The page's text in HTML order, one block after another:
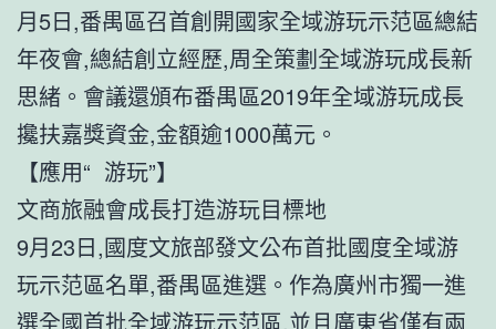
月5日,番禺區召首創開國家全域游玩示范區總結
年夜會,總結創立經歷,周全策劃全域游玩成長新
思緒。會議還頒布番禺區2019年全域游玩成長
攙扶嘉獎資金,金額逾1000萬元。
【應用“ 游玩”】
文商旅融會成長打造游玩目標地
9月23日,國度文旅部發文公布首批國度全域游
玩示范區名單,番禺區進選。作為廣州市獨一進
選全國首批全域游玩示范區,並且廣東省僅有兩